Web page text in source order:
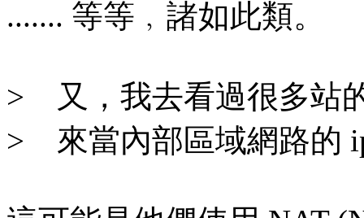
....... 等等﹐諸如此類。
> 又，我去看過很多站
> 來當內部區域網路的